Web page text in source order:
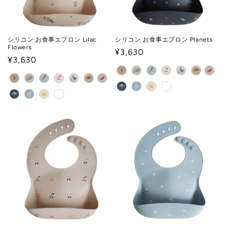
シリコン お食事エプロン Lilac
Flowers
通
常
価
格
¥3,630
シリコン お食事エプロン Planets
通
常
価
格
¥3,630